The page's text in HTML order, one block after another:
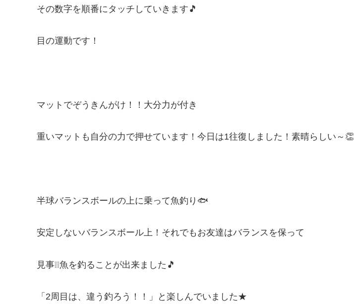
その数字を順番にタッチしていきます🎵
目の運動です！
マットでぞうきんがけ！！大分力が付き
重いマットも自分の力で押せています！今日は1往復しました！素晴らしい～👏
半球バランスボールの上に乗って魚釣り🐟
安定しないバランスボール上！それでもお友達はバランスを保って
見事❕❕魚を釣ることが出来ました🎵
「2周目は、違う釣ろう！！」と楽しんでいました★